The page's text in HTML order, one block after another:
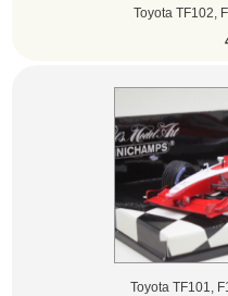
Toyota TF102,
Toyota TF101,